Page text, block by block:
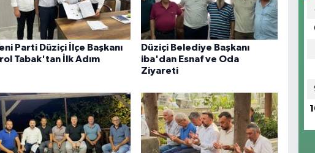
Parti Düziçi İlçe Başkanı
Tabak'tan İlk Adım
Düziçi Belediye Başkanı
iba'dan Esnaf ve Oda
Ziyareti